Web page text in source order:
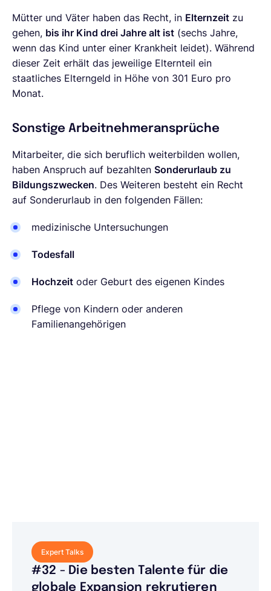
Mütter und Väter haben das Recht, in Elternzeit zu
gehen, bis ihr Kind drei Jahre alt ist (sechs Jahre,
wenn das Kind unter einer Krankheit leidet). Während
dieser Zeit erhält das jeweilige Elternteil ein
staatliches Elterngeld in Höhe von 301 Euro pro
Monat.
Sonstige Arbeitnehmeransprüche
Mitarbeiter, die sich beruflich weiterbilden wollen,
haben Anspruch auf bezahlten Sonderurlaub zu
Bildungszwecken. Des Weiteren besteht ein Recht
auf Sonderurlaub in den folgenden Fällen:
medizinische Untersuchungen
Todesfall
Hochzeit oder Geburt des eigenen Kindes
Pflege von Kindern oder anderen
Familienangehörigen
Expert Talks
#32 - Die besten Talente für die
globale Expansion rekrutieren